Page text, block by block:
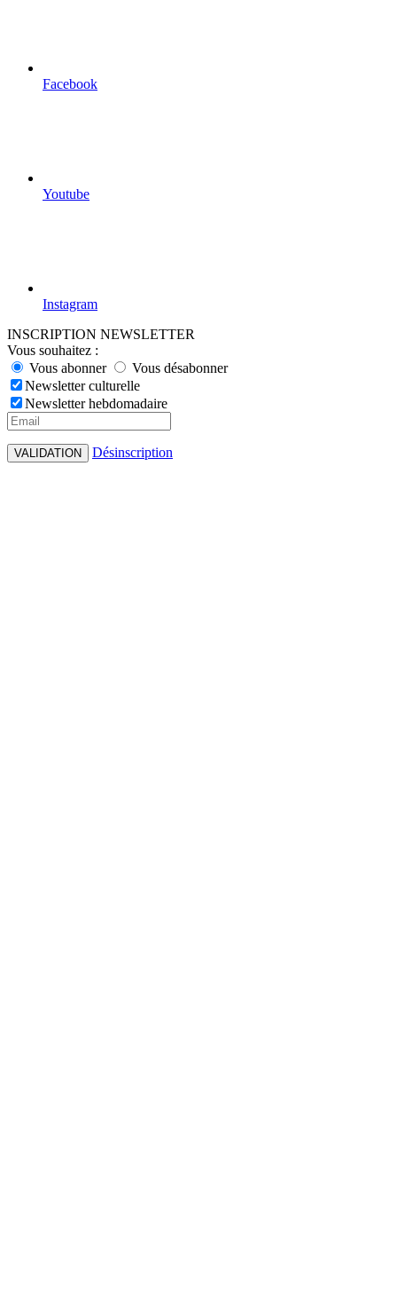
Facebook
Youtube
Instagram
INSCRIPTION NEWSLETTER
Vous souhaitez :
Vous abonner
Vous désabonner
Newsletter culturelle
Newsletter hebdomadaire
VALIDATION Désinscription